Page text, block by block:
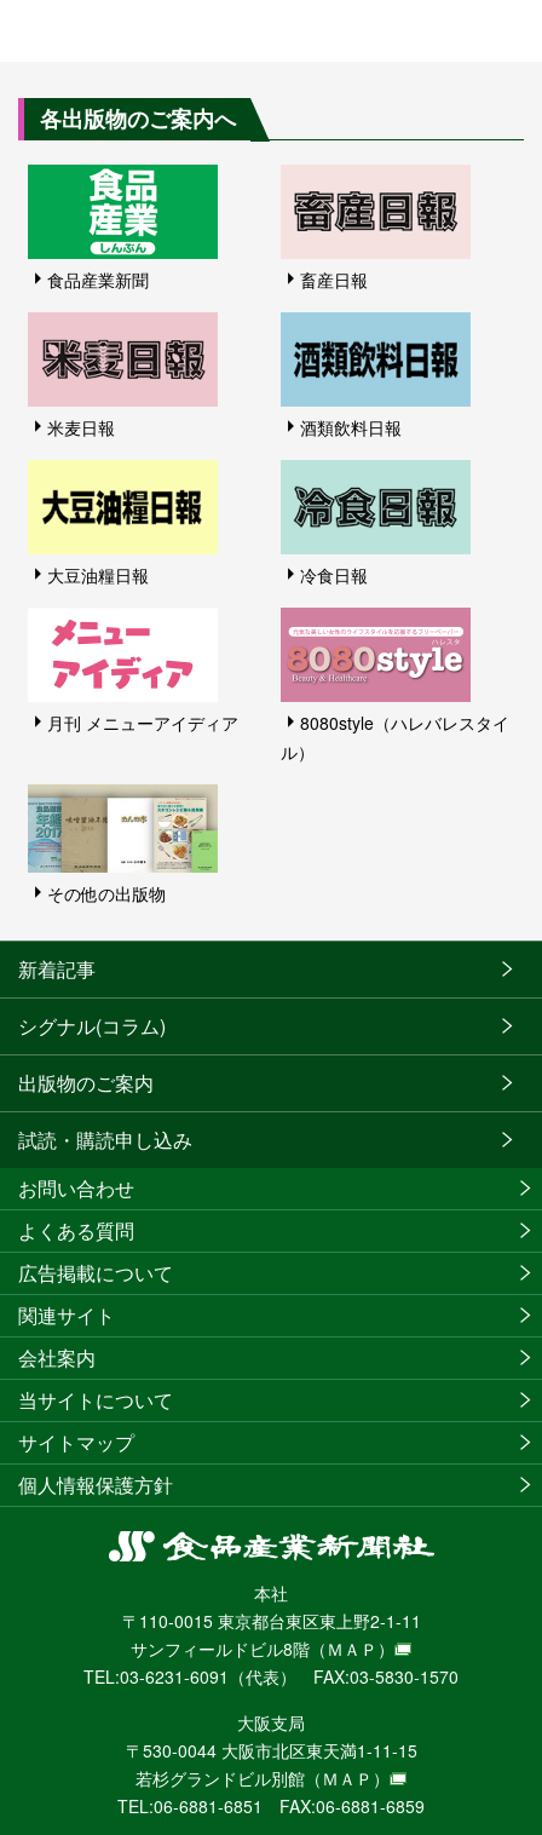
各出版物のご案内へ
食品産業新聞 畜産日報
米麦日報 酒類飲料日報
大豆油糧日報 冷食日報
月刊 メニューアイディア
8080style（ハレバレスタイ
ル）
その他の出版物
新着記事
シグナル(コラム)
出版物のご案内
試読・購読申し込み
食
産
業
新
聞
社
ニ
ュ
ー
本社
〒110-0015 東京都台東区東上野2-1-11
サンフィールドビル8階 （ＭＡＰ）
TEL:03-6231-6091（代表） FAX:03-5830-1570
大阪支局
〒530-0044 大阪市北区東天満1-11-15
若杉グランドビル別館 （ＭＡＰ）
TEL:06-6881-6851 FAX:06-6881-6859
お問い合わせ
よくある質問
広告掲載について
関連サイト
会社案内
当サイトについて
サイトマップ
個人情報保護方針